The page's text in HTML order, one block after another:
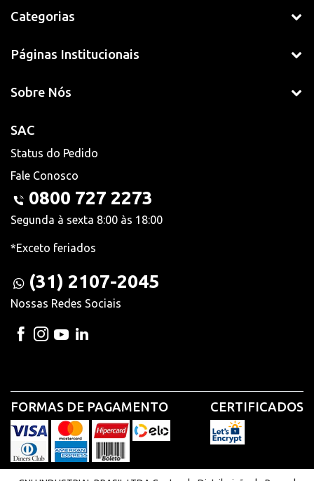
Categorias
Páginas Institucionais
Sobre Nós
SAC
Status do Pedido
Fale Conosco
0800 727 2273
Segunda à sexta 8:00 às 18:00
*Exceto feriados
(31) 2107-2045
Nossas Redes Sociais
FORMAS DE PAGAMENTO CERTIFICADOS